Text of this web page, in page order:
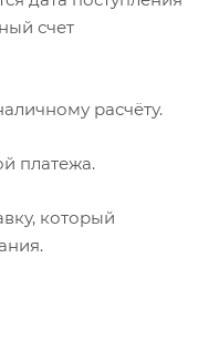
счет
расчёту.
платежа.
который